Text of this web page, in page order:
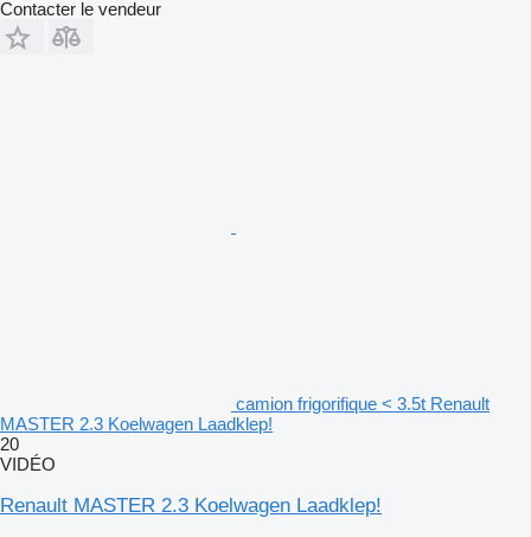
Contacter le vendeur
camion frigorifique < 3.5t Renault
MASTER 2.3 Koelwagen Laadklep!
20
VIDÉO
Renault MASTER 2.3 Koelwagen Laadklep!